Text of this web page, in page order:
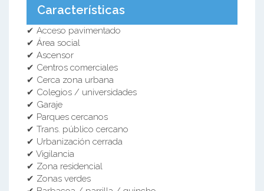
Características
✔ Acceso pavimentado
✔ Área social
✔ Ascensor
✔ Centros comerciales
✔ Cerca zona urbana
✔ Colegios / universidades
✔ Garaje
✔ Parques cercanos
✔ Trans. público cercano
✔ Urbanización cerrada
✔ Vigilancia
✔ Zona residencial
✔ Zonas verdes